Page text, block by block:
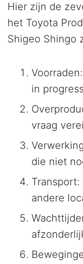
Hier zijn de
het Toyota
Shigeo Shingo
in
vraag
die niet
andere